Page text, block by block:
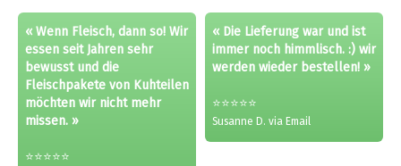
« Wenn Fleisch, dann so! Wir
essen seit Jahren sehr
bewusst und die
Fleischpakete von Kuhteilen
möchten wir nicht mehr
missen. »
⭐⭐⭐⭐⭐
« Die Lieferung war und ist
immer noch himmlisch. :) wir
werden wieder bestellen! »
⭐⭐⭐⭐⭐
Susanne D. via Email